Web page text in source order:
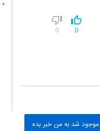
0
0
موجود شد به من خبر بده